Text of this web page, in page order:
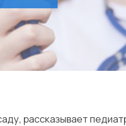
рассказывает